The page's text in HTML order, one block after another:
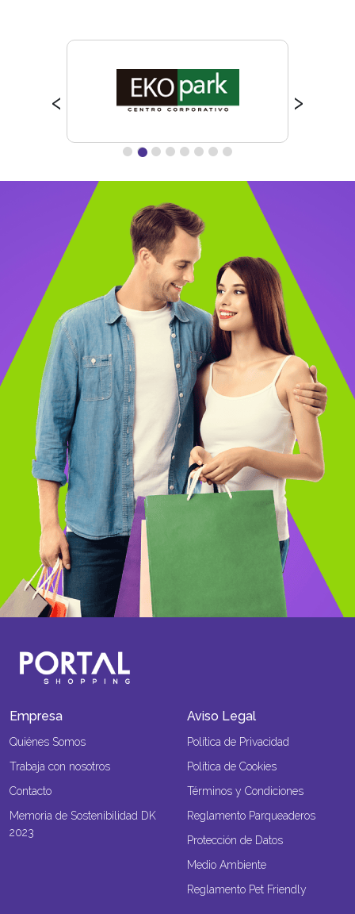
‹ ›
Empresa
Quiénes Somos
Trabaja con nosotros
Contacto
Memoria de Sostenibilidad DK
2023
Aviso Legal
Política de Privacidad
Política de Cookies
Términos y Condiciones
Reglamento Parqueaderos
Protección de Datos
Medio Ambiente
Reglamento Pet Friendly